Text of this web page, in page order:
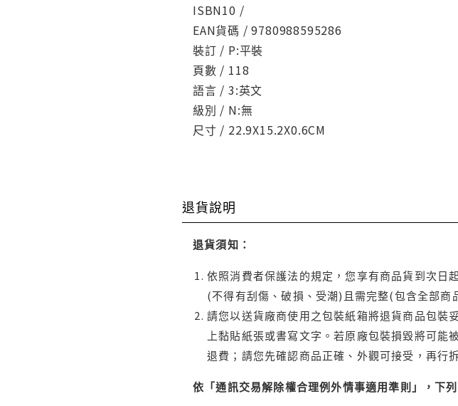
ISBN10 /
EAN貨碼 / 9780988595286
裝訂 / P:平裝
頁數 / 118
語言 / 3:英文
級別 / N:無
尺寸 / 22.9X15.2X0.6CM
退貨說明
退貨須知：
依照消費者保護法的規定，您享有商品貨到次
(不得有刮傷、破損、受潮)且需完整(包含全部商
請您以送貨廠商使用之包裝紙箱將退貨商品包裝
上黏貼紙張或書寫文字。若原廠包裝損毀將可
退費；請您先確認商品正確、外觀可接受，再行
依「通訊交易解除權合理例外情事適用準則」，下